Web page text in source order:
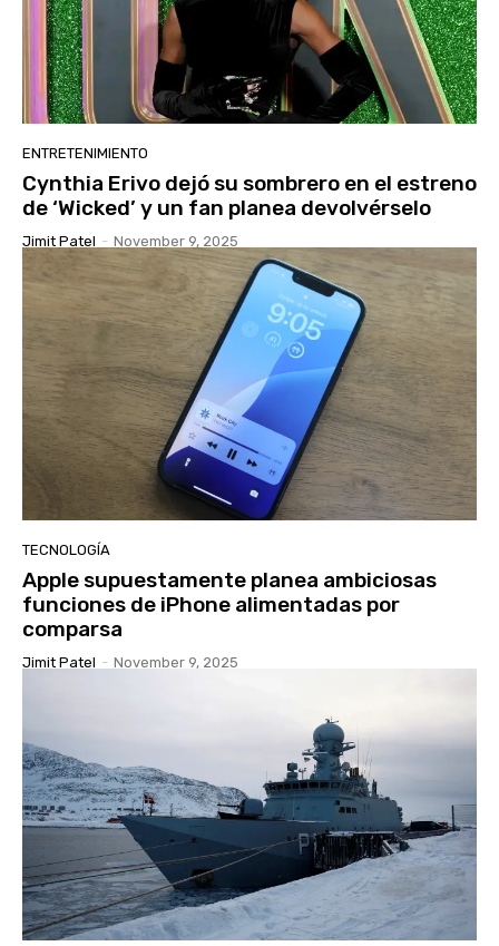
ENTRETENIMIENTO
Cynthia Erivo dejó su sombrero en el estreno
de ‘Wicked’ y un fan planea devolvérselo
Jimit Patel - November 9, 2025
TECNOLOGÍA
Apple supuestamente planea ambiciosas
funciones de iPhone alimentadas por
comparsa
Jimit Patel - November 9, 2025